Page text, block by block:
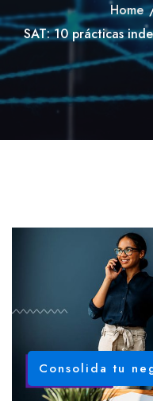
Home
SAT: 10 prácticas
Consolida tu